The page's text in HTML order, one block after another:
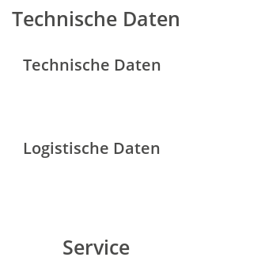
Technische Daten
Technische Daten
Logistische Daten
Service